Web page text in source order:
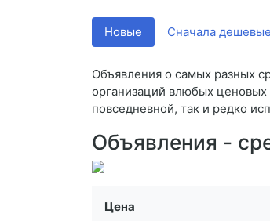
Новые Сначала дешевые
Объявления о самых разных
организаций влюбых
повседневной, так и редко
Объявления -
Цена